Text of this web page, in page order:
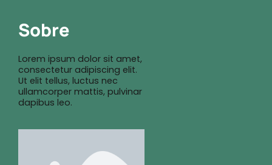
Sobre
Lorem ipsum dolor sit amet,
consectetur adipiscing elit.
Ut elit tellus, luctus nec
ullamcorper mattis, pulvinar
dapibus leo.